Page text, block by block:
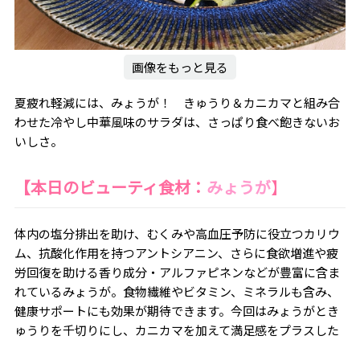
画像をもっと見る
夏疲れ軽減には、みょうが！ きゅうり＆カニカマと組み合
わせた冷やし中華風味のサラダは、さっぱり食べ飽きないお
いしさ。
【本日のビューティ食材： みょうが】
体内の塩分排出を助け、むくみや高血圧予防に役立つカリウ
ム、抗酸化作用を持つアントシアニン、さらに食欲増進や疲
労回復を助ける香り成分・アルファピネンなどが豊富に含ま
れているみょうが。食物繊維やビタミン、ミネラルも含み、
健康サポートにも効果が期待できます。今回はみょうがとき
ゅうりを千切りにし、カニカマを加えて満足感をプラスした